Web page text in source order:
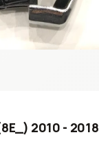
2010 - 2018